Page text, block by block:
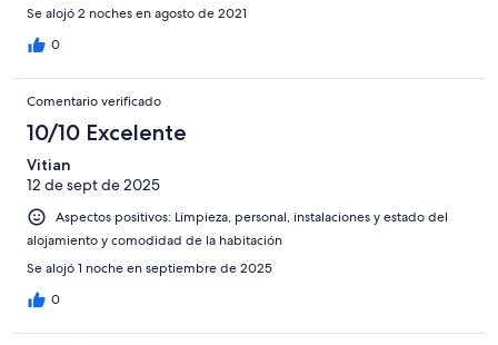
Se alojó 2 noches en agosto de 2021
0
Comentario verificado
10/10 Excelente
Vitian
12 de sept de 2025
Aspectos positivos: Limpieza, personal, instalaciones y estado del
alojamiento y comodidad de la habitación
Se alojó 1 noche en septiembre de 2025
0